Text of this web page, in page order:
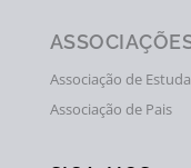
Associação de
Associação de Pais